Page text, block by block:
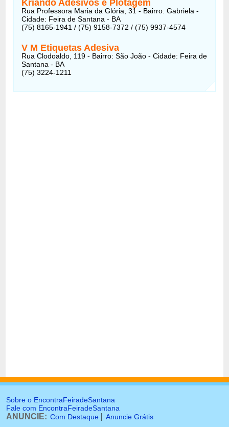
Kriando Adesivos e Plotagem
Rua Professora Maria da Glória, 31 - Bairro: Gabriela -
Cidade: Feira de Santana - BA
(75) 8165-1941 / (75) 9158-7372 / (75) 9937-4574
V M Etiquetas Adesiva
Rua Clodoaldo, 119 - Bairro: São João - Cidade: Feira de
Santana - BA
(75) 3224-1211
Sobre o EncontraFeiradeSantana
Fale com EncontraFeiradeSantana
ANUNCIE: Com Destaque Anuncie Grátis